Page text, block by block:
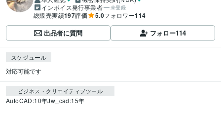
インボイス発行事業者
未登録
総販売実績197評価 5.0フォロワー114
出品者に質問 フォロー114
スケジュール
対応可能です
ビジネス・クリエイティブツール
AutoCAD:10年Jw_cad:15年